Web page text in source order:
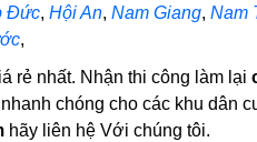
Đức, Hội An, Nam Giang, Nam
,
rẻ nhất. Nhận thi công làm lại
chóng cho các khu dân
hãy liên hệ Với chúng tôi.